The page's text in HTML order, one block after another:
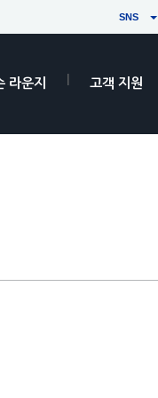
SNS
라운지 고객 지원